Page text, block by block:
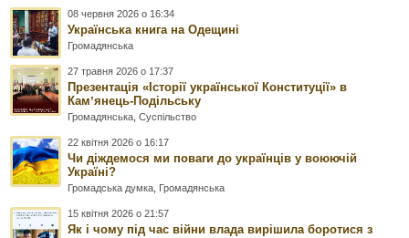
08 червня 2026 о 16:34
Українська книга на Одещині
Громадянська
27 травня 2026 о 17:37
Презентація «Історії української Конституції» в
Камʼянець-Подільську
Громадянська ,Суспільство
22 квітня 2026 о 16:17
Чи діждемося ми поваги до українців у воюючій
Україні?
Громадська думка Громадянська
15 квітня 2026 о 21:57
Як і чому під час війни влада вирішила боротися з